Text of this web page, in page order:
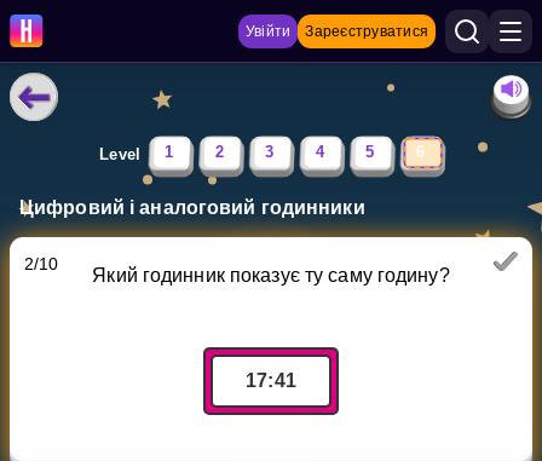
Увійти Зареєструватися
НАВЧАЛЬНІ МАТЕРІАЛИ
Curriculum
Multiplication Master
Level 1 2 3 4 5 6
Цифровий і аналоговий годинники
2/10
Який годинник показує ту саму годину?
17:41